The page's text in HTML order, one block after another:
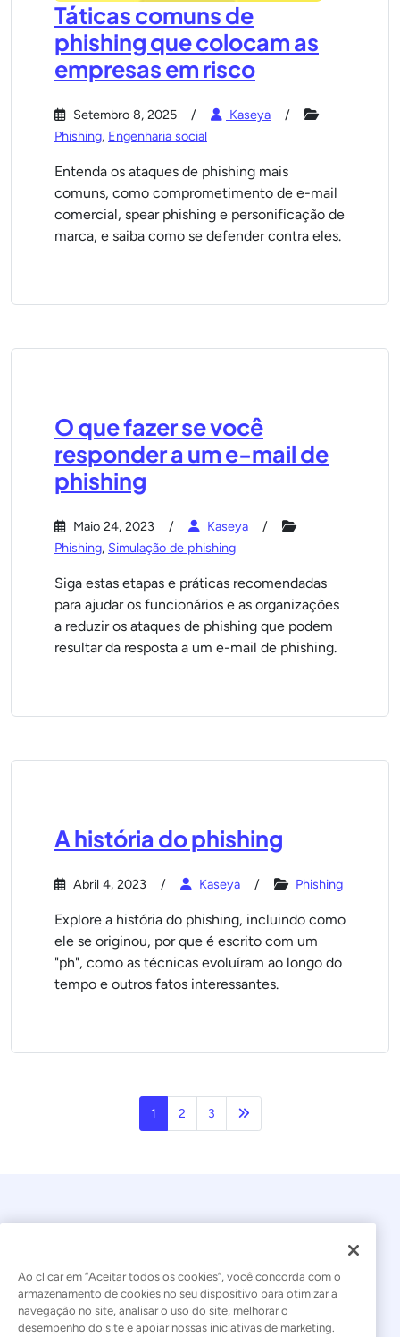
Táticas comuns de
phishing que colocam as
empresas em risco
Setembro 8, 2025
Kaseya
Phishing, Engenharia social
Entenda os ataques de phishing mais
comuns, como comprometimento de e-mail
comercial, spear phishing e personificação de
marca, e saiba como se defender contra eles.
O que fazer se você
responder a um e-mail de
phishing
Maio 24, 2023
Kaseya
Phishing, Simulação de phishing
Siga estas etapas e práticas recomendadas
para ajudar os funcionários e as organizações
a reduzir os ataques de phishing que podem
resultar da resposta a um e-mail de phishing.
A história do phishing
Abril 4, 2023 Kaseya Phishing
Explore a história do phishing, incluindo como
ele se originou, por que é escrito com um
"ph", como as técnicas evoluíram ao longo do
tempo e outros fatos interessantes.
1 2 3 Próxima página
© 2026 Kaseya. Todos os direitos reservados.
Ao clicar em “Aceitar todos os cookies”, você concorda com o
armazenamento de cookies no seu dispositivo para otimizar a
navegação no site, analisar o uso do site, melhorar o
desempenho do site e apoiar nossas iniciativas de marketing.